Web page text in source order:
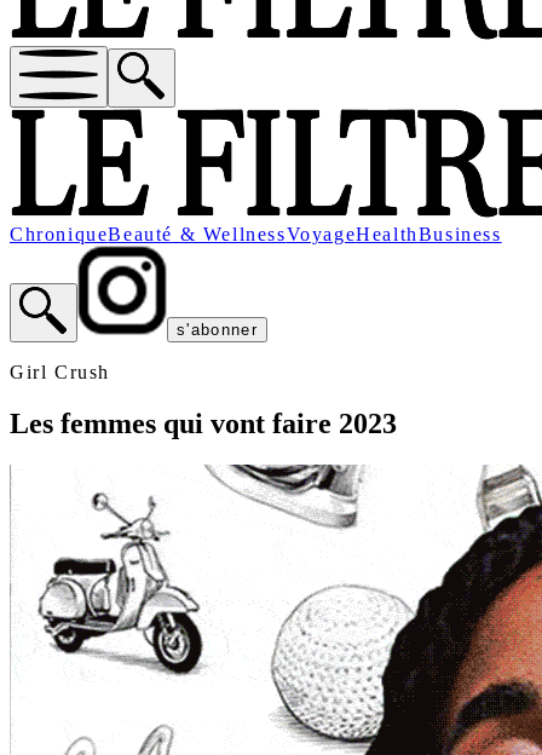
ChroniqueBeauté & WellnessVoyageHealthBusiness
s'abonner
Girl Crush
Les femmes qui vont faire 2023